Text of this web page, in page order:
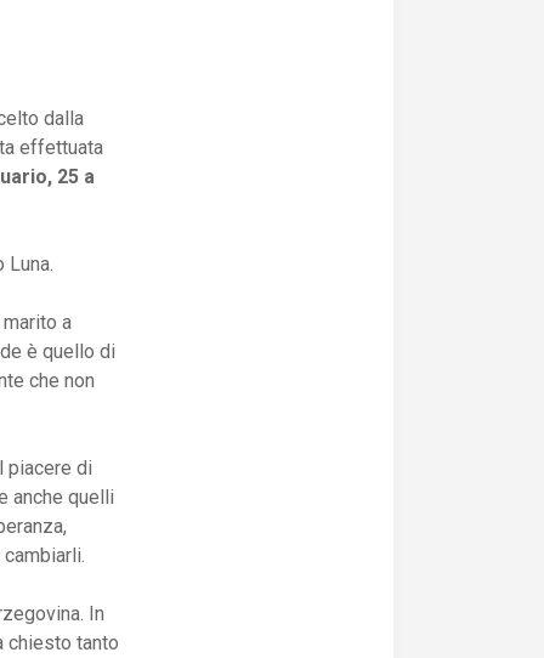
dalla
effettuata
25 a
Luna.
a
è quello di
che non
piacere di
anche quelli
In
chiesto tanto